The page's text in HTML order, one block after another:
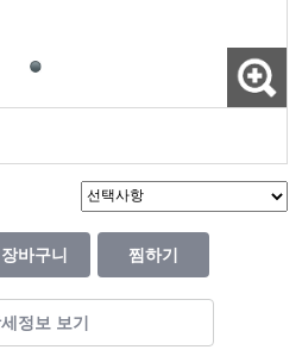
장바구니 찜하기
정보 보기